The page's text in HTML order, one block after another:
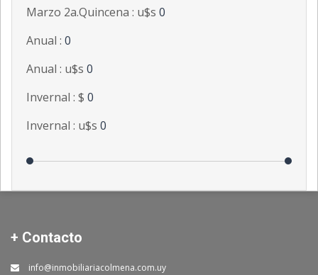
Marzo 2a.Quincena : u$s 0
Anual : 0
Anual : u$s 0
Invernal : $ 0
Invernal : u$s 0
+ Contacto
info@inmobiliariacolmena.com.uy